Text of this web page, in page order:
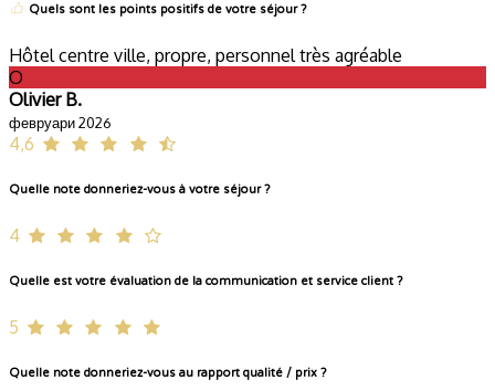
Quels sont les points positifs de votre séjour ?
Hôtel centre ville, propre, personnel très agréable
O
Olivier B.
февруари 2026
4,6
Quelle note donneriez-vous à votre séjour ?
4
Quelle est votre évaluation de la communication et service client ?
5
Quelle note donneriez-vous au rapport qualité / prix ?